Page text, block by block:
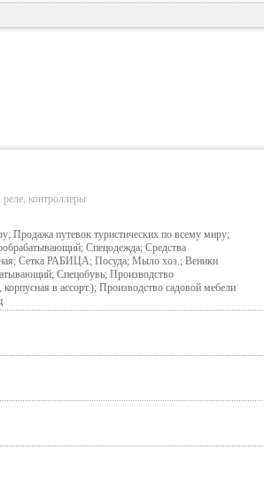
контроллеры
Продажа путевок туристических по всему миру;
Спецодежда; Средства
Сетка РАБИЦА; Посуда; Мыло хоз.; Веники
Спецобувь; Производство
в ассорт.); Производство садовой мебели